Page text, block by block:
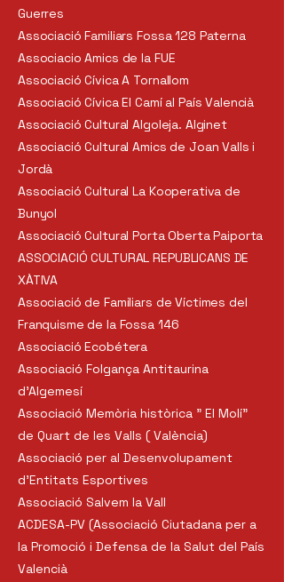
Guerres
Associació Familiars Fossa 128 Paterna
Associacio Amics de la FUE
Associació Cívica A Tornallom
Associació Cívica El Camí al País Valencià
Associació Cultural Algoleja. Alginet
Associació Cultural Amics de Joan Valls i
Jordà
Associació Cultural La Kooperativa de
Bunyol
Associació Cultural Porta Oberta Paiporta
ASSOCIACIÓ CULTURAL REPUBLICANS DE
XÀTIVA
Associació de Familiars de Víctimes del
Franquisme de la Fossa 146
Associació Ecobétera
Associació Folgança Antitaurina
d'Algemesí
Associació Memòria històrica " El Molí"
de Quart de les Valls ( València)
Associació per al Desenvolupament
d'Entitats Esportives
Associació Salvem la Vall
ACDESA-PV (Associació Ciutadana per a
la Promoció i Defensa de la Salut del País
Valencià